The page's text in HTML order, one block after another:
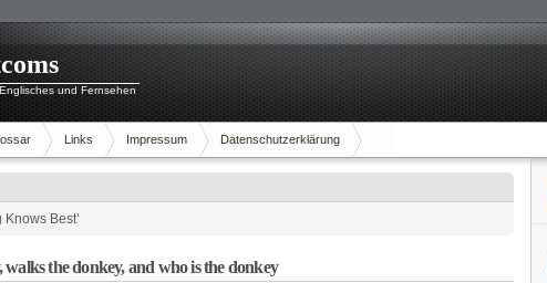
und Fernsehen
Links Impressum Datenschutzerklärung
Best’
the donkey, and who is the donkey